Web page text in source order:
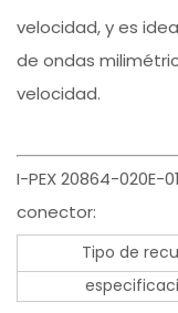
velocidad, y es
de ondas
velocidad.
I-PEX 20864-
conector:
Tipo de